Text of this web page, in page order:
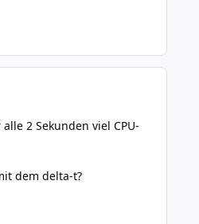
2 Sekunden viel CPU-
dem delta-t?